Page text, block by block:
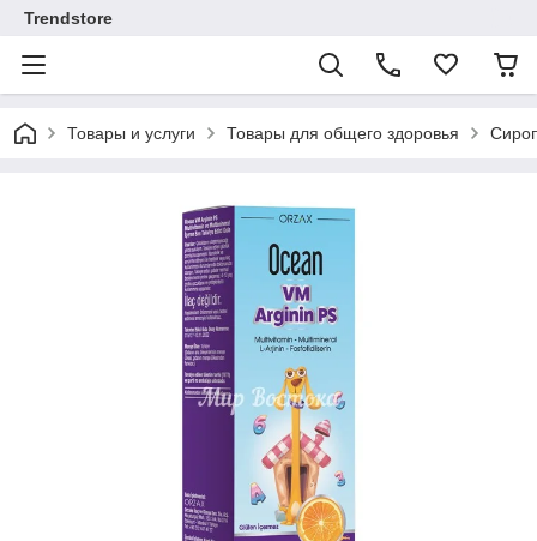
Trendstore
Товары и услуги Товары для общего здоровья